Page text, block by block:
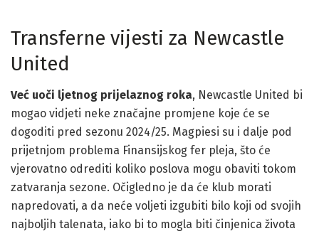
Transferne vijesti za Newcastle
United
Već uoči ljetnog prijelaznog roka, Newcastle United bi
mogao vidjeti neke značajne promjene koje će se
dogoditi pred sezonu 2024/25. Magpiesi su i dalje pod
prijetnjom problema Finansijskog fer pleja, što će
vjerovatno odrediti koliko poslova mogu obaviti tokom
zatvaranja sezone. Očigledno je da će klub morati
napredovati, a da neće voljeti izgubiti bilo koji od svojih
najboljih talenata, iako bi to mogla biti činjenica života